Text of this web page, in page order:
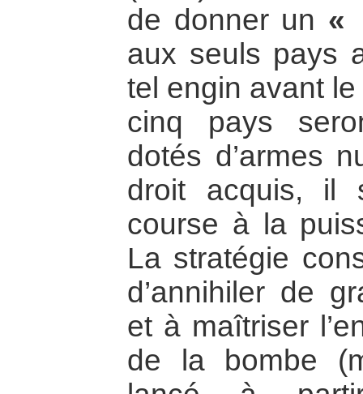
de donner un «
aux seuls pays
tel engin avant
cinq pays
dotés d’armes
droit acquis, il
course à la
La stratégie
d’annihiler de
et à maîtriser
de la bombe